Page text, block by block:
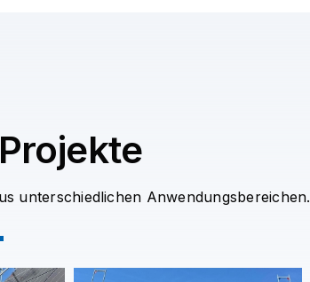
unterschiedlichen Anwendungsbereichen.